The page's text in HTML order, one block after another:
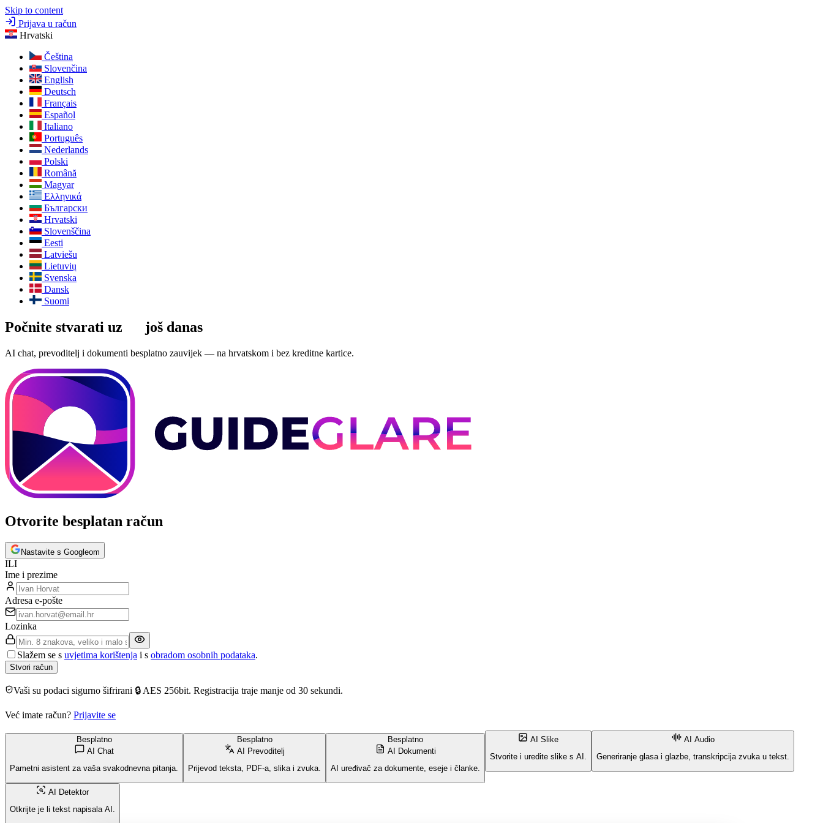
Skip to content
Prijava u račun
Hrvatski
Čeština
Slovenčina
English
Deutsch
Français
Español
Italiano
Português
Nederlands
Polski
Română
Magyar
Ελληνικά
Български
Hrvatski
Slovenščina
Eesti
Latviešu
Lietuvių
Svenska
Dansk
Suomi
Počnite stvarati uz još danas
AI chat, prevoditelj i dokumenti besplatno zauvijek — na hrvatskom i bez kreditne kartice.
Otvorite besplatan račun
Nastavite s Googleom
ILI
Ime i prezime
Adresa e-pošte
Lozinka
Slažem se s uvjetima korištenja i s obradom osobnih podataka.
Stvori račun
Vaši su podaci sigurno šifrirani 🔒 AES 256bit. Registracija traje manje od 30 sekundi.
Već imate račun? Prijavite se
Besplatno
AI Chat
Pametni asistent za vaša svakodnevna pitanja.
Besplatno
AI Prevoditelj
Prijevod teksta, PDF-a, slika i zvuka.
Besplatno
AI Dokumenti
AI uređivač za dokumente, eseje i članke.
AI Slike
Stvorite i uredite slike s AI.
AI Audio
Generiranje glasa i glazbe, transkripcija zvuka u tekst.
AI Detektor
Otkrijte je li tekst napisala AI.